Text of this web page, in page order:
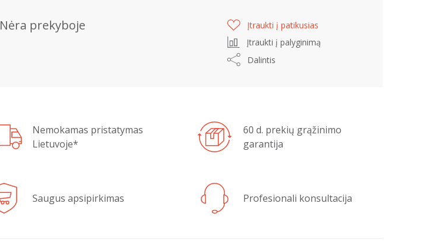
Nėra prekyboje
Įtraukti į patikusias
Įtraukti į palyginimą
Dalintis
Nemokamas pristatymas
Lietuvoje*
60 d. prekių grąžinimo
garantija
Saugus apsipirkimas Profesionali konsultacija